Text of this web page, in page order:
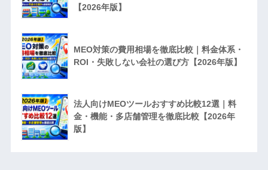
【2026年版】
MEO対策の費用相場を徹底比較｜料金体系・
ROI・失敗しない会社の選び方【2026年版】
法人向けMEOツールおすすめ比較12選｜料
金・機能・多店舗管理を徹底比較【2026年
版】